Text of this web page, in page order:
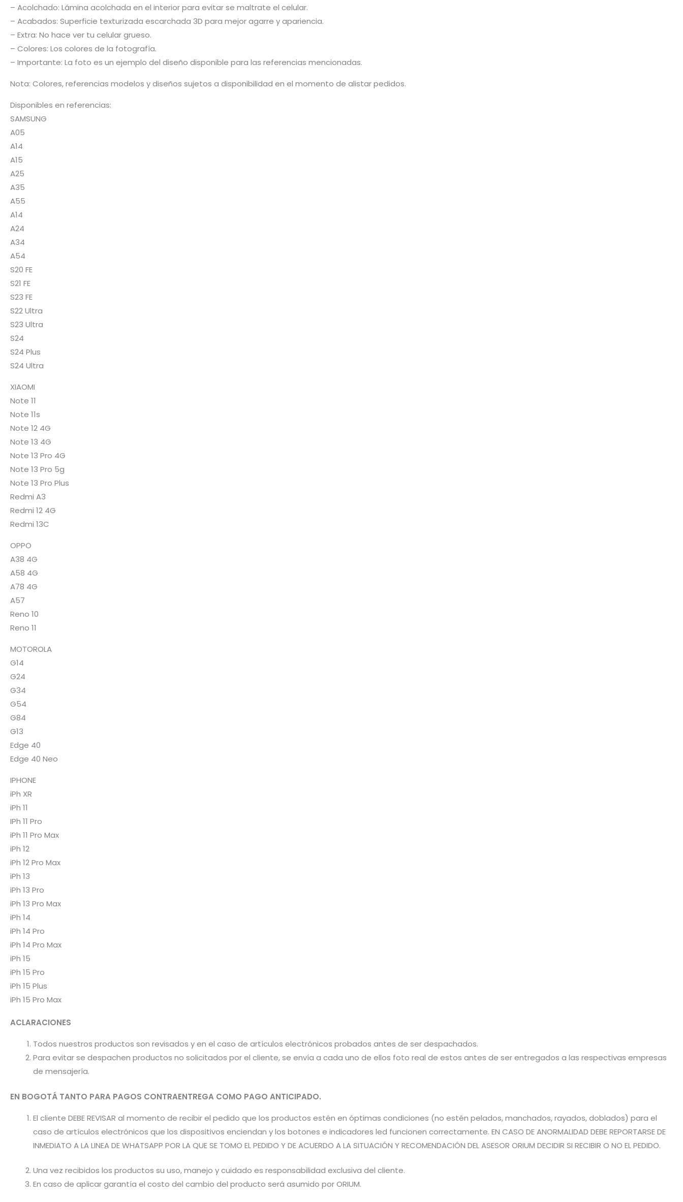
– Acolchado: Lámina acolchada en el interior para evitar se maltrate el celular.
– Acabados: Superficie texturizada escarchada 3D para mejor agarre y apariencia.
– Extra: No hace ver tu celular grueso.
– Colores: Los colores de la fotografía.
– Importante: La foto es un ejemplo del diseño disponible para las referencias mencionadas.
Nota: Colores, referencias modelos y diseños sujetos a disponibilidad en el momento de alistar pedidos.
Disponibles en referencias:
SAMSUNG
A05
A14
A15
A25
A35
A55
A14
A24
A34
A54
S20 FE
S21 FE
S23 FE
S22 Ultra
S23 Ultra
S24
S24 Plus
S24 Ultra
XIAOMI
Note 11
Note 11s
Note 12 4G
Note 13 4G
Note 13 Pro 4G
Note 13 Pro 5g
Note 13 Pro Plus
Redmi A3
Redmi 12 4G
Redmi 13C
OPPO
A38 4G
A58 4G
A78 4G
A57
Reno 10
Reno 11
MOTOROLA
G14
G24
G34
G54
G84
G13
Edge 40
Edge 40 Neo
IPHONE
iPh XR
iPh 11
IPh 11 Pro
iPh 11 Pro Max
iPh 12
iPh 12 Pro Max
iPh 13
iPh 13 Pro
iPh 13 Pro Max
iPh 14
iPh 14 Pro
iPh 14 Pro Max
iPh 15
iPh 15 Pro
iPh 15 Plus
iPh 15 Pro Max
ACLARACIONES
Todos nuestros productos son revisados y en el caso de artículos electrónicos probados antes de ser despachados.
Para evitar se despachen productos no solicitados por el cliente, se envía a cada uno de ellos foto real de estos antes de ser entregados a las respectivas empresas
de mensajería.
EN BOGOTÁ TANTO PARA PAGOS CONTRAENTREGA COMO PAGO ANTICIPADO.
El cliente DEBE REVISAR al momento de recibir el pedido que los productos estén en óptimas condiciones (no estén pelados, manchados, rayados, doblados) para el
caso de artículos electrónicos que los dispositivos enciendan y los botones e indicadores led funcionen correctamente. EN CASO DE ANORMALIDAD DEBE REPORTARSE DE
INMEDIATO A LA LINEA DE WHATSAPP POR LA QUE SE TOMO EL PEDIDO Y DE ACUERDO A LA SITUACIÓN Y RECOMENDACIÓN DEL ASESOR ORIUM DECIDIR SI RECIBIR O NO EL PEDIDO.
Una vez recibidos los productos su uso, manejo y cuidado es responsabilidad exclusiva del cliente.
En caso de aplicar garantía el costo del cambio del producto será asumido por ORIUM.